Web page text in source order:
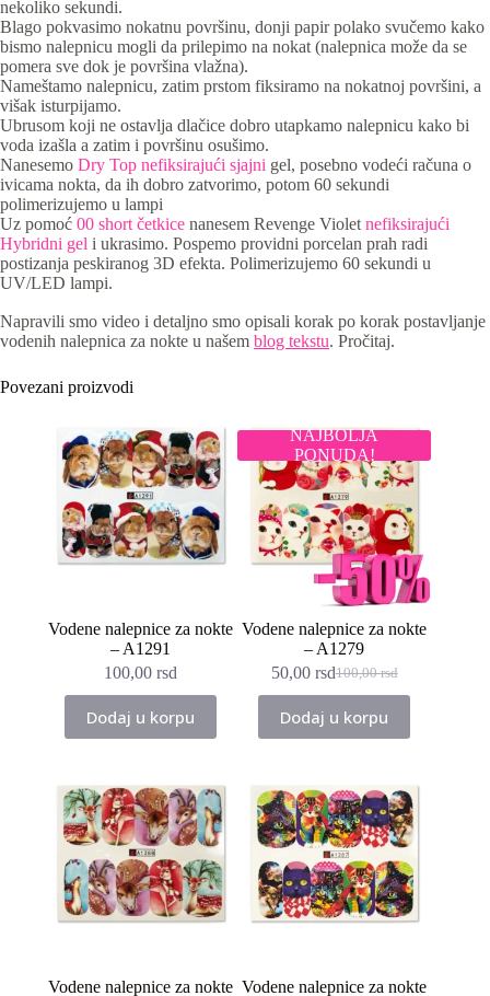
nekoliko sekundi.
Blago pokvasimo nokatnu površinu, donji papir polako svučemo kako
bismo nalepnicu mogli da prilepimo na nokat (nalepnica može da se
pomera sve dok je površina vlažna).
Nameštamo nalepnicu, zatim prstom fiksiramo na nokatnoj površini, a
višak isturpijamo.
Ubrusom koji ne ostavlja dlačice dobro utapkamo nalepnicu kako bi
voda izašla a zatim i površinu osušimo.
Nanesemo Dry Top nefiksirajući sjajni gel, posebno vodeći računa o
ivicama nokta, da ih dobro zatvorimo, potom 60 sekundi
polimerizujemo u lampi
Uz pomoć 00 short četkice nanesem Revenge Violet nefiksirajući
Hybridni gel i ukrasimo. Pospemo providni porcelan prah radi
postizanja peskiranog 3D efekta. Polimerizujemo 60 sekundi u
UV/LED lampi.
Napravili smo video i detaljno smo opisali korak po korak postavljanje
vodenih nalepnica za nokte u našem blog tekstu. Pročitaj.
Povezani proizvodi
Vodene nalepnice za nokte
– A1291
100,00rsd
Dodaj u korpu
NAJBOLJA
PONUDA!
Vodene nalepnice za nokte
– A1279
100,00rsd
Originalna
cena
je
bila:
50,00 rsdTrenutna
cena
je:
50,00 rsd.
Dodaj u korpu
Vodene nalepnice za nokte Vodene nalepnice za nokte